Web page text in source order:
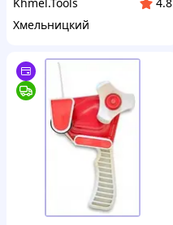
Хмельницкий